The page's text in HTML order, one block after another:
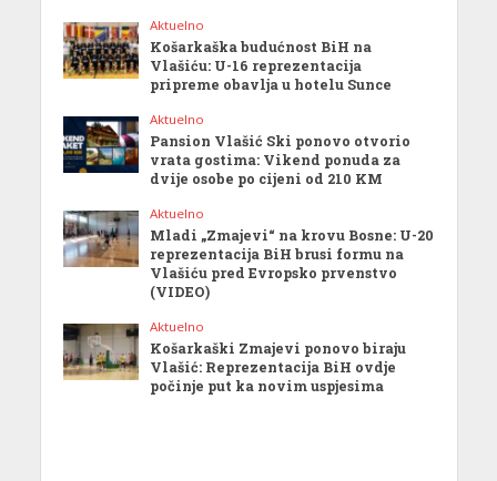
Aktuelno
Košarkaška budućnost BiH na
Vlašiću: U-16 reprezentacija
pripreme obavlja u hotelu Sunce
Aktuelno
Pansion Vlašić Ski ponovo otvorio
vrata gostima: Vikend ponuda za
dvije osobe po cijeni od 210 KM
Aktuelno
Mladi „Zmajevi“ na krovu Bosne: U-20
reprezentacija BiH brusi formu na
Vlašiću pred Evropsko prvenstvo
(VIDEO)
Aktuelno
Košarkaški Zmajevi ponovo biraju
Vlašić: Reprezentacija BiH ovdje
počinje put ka novim uspjesima